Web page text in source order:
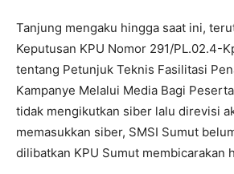
Tanjung mengaku hingga saat ini,
Keputusan KPU Nomor 291/PL.02.4-
tentang Petunjuk Teknis Fasilitasi
Kampanye Melalui Media Bagi
tidak mengikutkan siber lalu direvisi
memasukkan siber, SMSI Sumut
dilibatkan KPU Sumut membicarakan